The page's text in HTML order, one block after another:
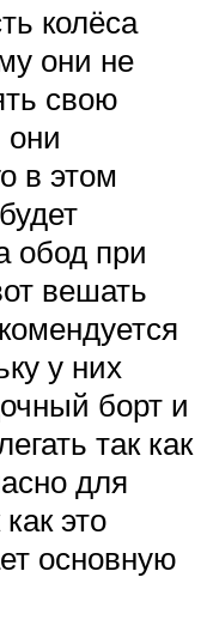
колёса
они не
свою
в этом
обод при
вешать
у них
борт и
так как
для
это
основную